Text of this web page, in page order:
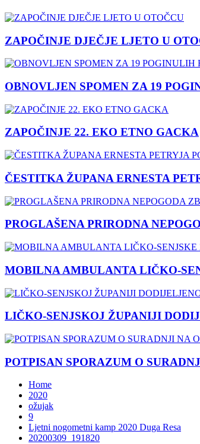
ZAPOČINJE DJEČJE LJETO U
OBNOVLJEN SPOMEN ZA 19
ZAPOČINJE 22. EKO ETNO GACKA
ČESTITKA ŽUPANA ERNESTA
PROGLAŠENA PRIRODNA
MOBILNA AMBULANTA LIČKO-
LIČKO-SENJSKOJ ŽUPANIJI
POTPISAN SPORAZUM O
Home
2020
ožujak
9
Ljetni nogometni kamp 2020 Duga Resa
20200309_191820